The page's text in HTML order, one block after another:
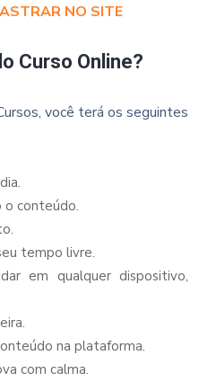
NO SITE
Curso Online?
você terá os seguintes
conteúdo.
tempo livre.
em qualquer dispositivo,
na plataforma.
com calma.